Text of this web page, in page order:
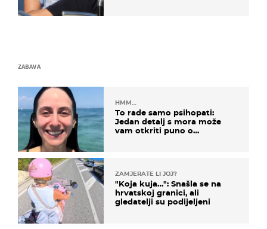
ZABAVA
HMM…
To rade samo psihopati:
Jedan detalj s mora može
vam otkriti puno o
ZAMJERATE LI JOJ?
"Koja kuja…": Snašla se na
hrvatskoj granici, ali
gledatelji su podijeljeni